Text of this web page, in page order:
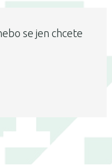
se jen chcete